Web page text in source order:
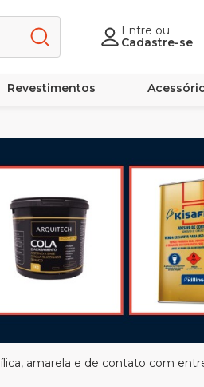
Entre ou
Cadastre-se
Revestimentos
amarela e de contato com